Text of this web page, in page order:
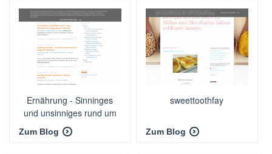
Ernährung - Sinninges
und unsinniges rund um
unsere Ernährung
Zum Blog
sweettoothfay
Zum Blog